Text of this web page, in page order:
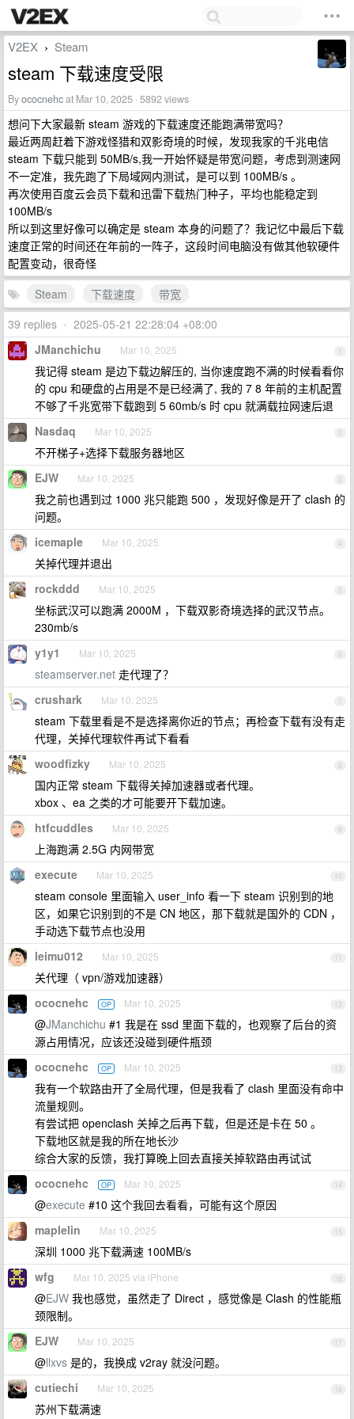
V2EX › Steam
steam 下载速度受限
Byococnehcat Mar 10, 2025 · 5892 views
想问下大家最新 steam 游戏的下载速度还能跑满带宽吗？
最近两周赶着下游戏怪猎和双影奇境的时候，发现我家的千兆电信
steam 下载只能到 50MB/s,我一开始怀疑是带宽问题，考虑到测速网
不一定准，我先跑了下局域网内测试，是可以到 100MB/s 。
再次使用百度云会员下载和迅雷下载热门种子，平均也能稳定到
100MB/s
所以到这里好像可以确定是 steam 本身的问题了？我记忆中最后下载
速度正常的时间还在年前的一阵子，这段时间电脑没有做其他软硬件
配置变动，很奇怪
Steam
下载速度
带宽
39 replies • 2025-05-21 22:28:04 +08:00
1
JManchichu Mar 10, 2025
我记得 steam 是边下载边解压的, 当你速度跑不满的时候看看你
的 cpu 和硬盘的占用是不是已经满了, 我的 7 8 年前的主机配置
不够了千兆宽带下载跑到 5 60mb/s 时 cpu 就满载拉网速后退
2
Nasdaq Mar 10, 2025
不开梯子+选择下载服务器地区
3
EJW Mar 10, 2025
我之前也遇到过 1000 兆只能跑 500 ，发现好像是开了 clash 的
问题。
4
icemaple Mar 10, 2025
关掉代理并退出
5
rockddd Mar 10, 2025
坐标武汉可以跑满 2000M ，下载双影奇境选择的武汉节点。
230mb/s
6
y1y1 Mar 10, 2025
steamserver.net 走代理了？
7
crushark Mar 10, 2025
steam 下载里看是不是选择离你近的节点；再检查下载有没有走
代理，关掉代理软件再试下看看
8
woodfizky Mar 10, 2025
国内正常 steam 下载得关掉加速器或者代理。
xbox 、ea 之类的才可能要开下载加速。
9
htfcuddles Mar 10, 2025
上海跑满 2.5G 内网带宽
10
execute Mar 10, 2025
steam console 里面输入 user_info 看一下 steam 识别到的地
区，如果它识别到的不是 CN 地区，那下载就是国外的 CDN ，
手动选下载节点也没用
11
leimu012 Mar 10, 2025
关代理（ vpn/游戏加速器）
12
ococnehc OP Mar 10, 2025
@JManchichu #1 我是在 ssd 里面下载的，也观察了后台的资
源占用情况，应该还没碰到硬件瓶颈
13
ococnehc OP Mar 10, 2025
我有一个软路由开了全局代理，但是我看了 clash 里面没有命中
流量规则。
有尝试把 openclash 关掉之后再下载，但是还是卡在 50 。
下载地区就是我的所在地长沙
综合大家的反馈，我打算晚上回去直接关掉软路由再试试
14
ococnehc OP Mar 10, 2025
@execute #10 这个我回去看看，可能有这个原因
15
maplelin Mar 10, 2025
深圳 1000 兆下载满速 100MB/s
16
wfg Mar 10, 2025 via iPhone
@EJW 我也感觉，虽然走了 Direct ，感觉像是 Clash 的性能瓶
颈限制。
17
EJW Mar 10, 2025
@llxvs 是的，我换成 v2ray 就没问题。
18
cutiechi Mar 10, 2025
苏州下载满速